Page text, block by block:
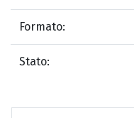
Formato:
Stato: